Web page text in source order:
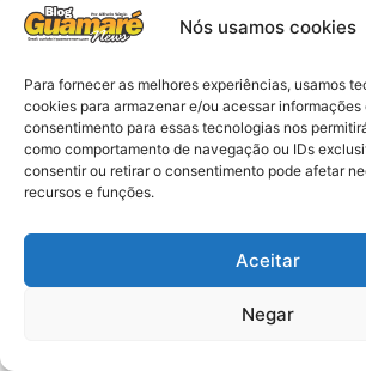
Nós usamos cookies
Para fornecer as melhores experiências, usamos
cookies para armazenar e/ou acessar informações
consentimento para essas tecnologias nos
como comportamento de navegação ou IDs
consentir ou retirar o consentimento pode afetar
recursos e funções.
Aceitar
Negar